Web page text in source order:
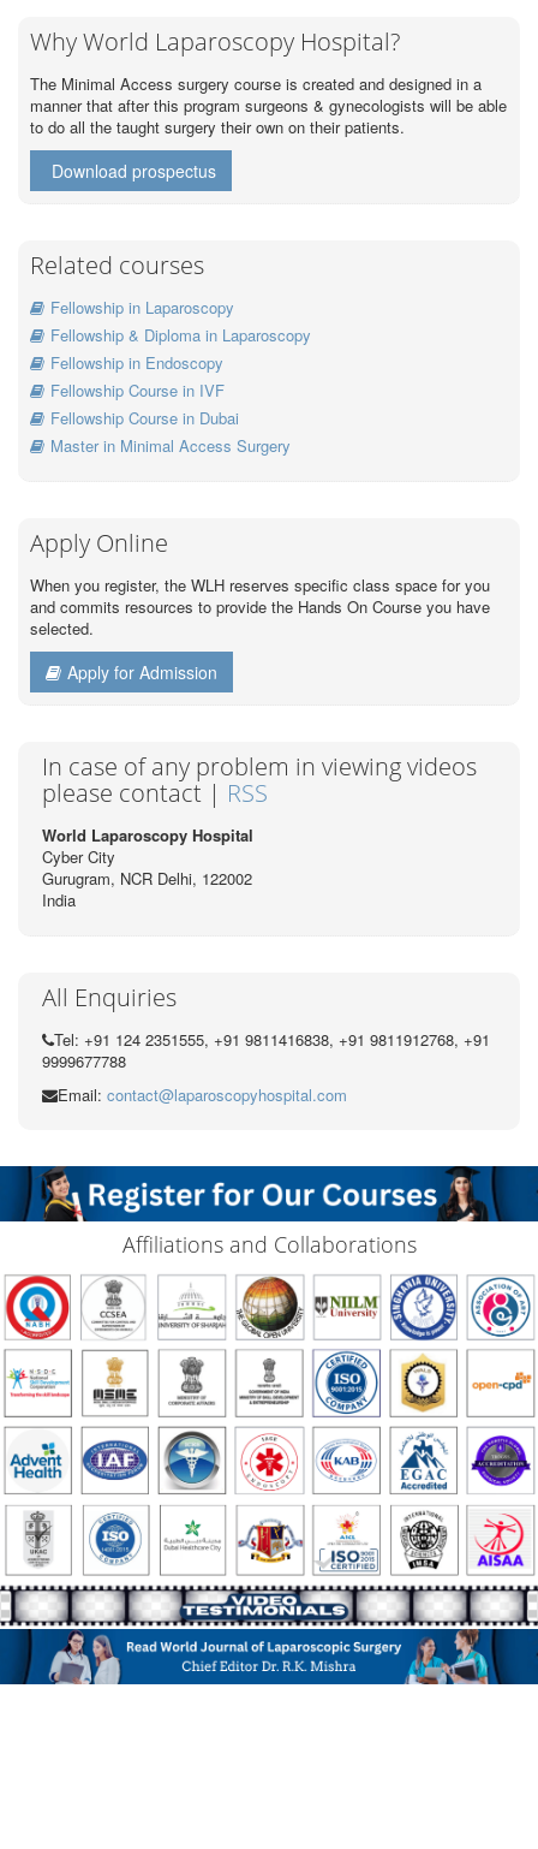
Why World Laparoscopy Hospital?
The Minimal Access surgery course is created and designed in a
manner that after this program surgeons & gynecologists will be able
to do all the taught surgery their own on their patients.
Download prospectus
Related courses
Fellowship in Laparoscopy
Fellowship & Diploma in Laparoscopy
Fellowship in Endoscopy
Fellowship Course in IVF
Fellowship Course in Dubai
Master in Minimal Access Surgery
Apply Online
When you register, the WLH reserves specific class space for you
and commits resources to provide the Hands On Course you have
selected.
Apply for Admission
In case of any problem in viewing videos
please contact | RSS
World Laparoscopy Hospital
Cyber City
Gurugram, NCR Delhi, 122002
India
All Enquiries
Tel: +91 124 2351555, +91 9811416838, +91 9811912768, +91
9999677788
Email: contact@laparoscopyhospital.com
Affiliations and Collaborations